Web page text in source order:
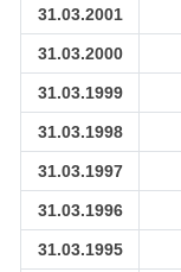
31.03.2001
31.03.2000
31.03.1999
31.03.1998
31.03.1997
31.03.1996
31.03.1995